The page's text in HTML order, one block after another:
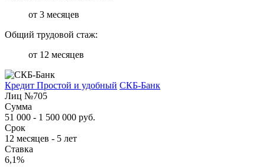
от 3 месяцев
Общий трудовой стаж:
от 12 месяцев
Кредит Простой и удобный СКБ-Банк
Лиц №705
Сумма
51 000 - 1 500 000 руб.
Срок
12 месяцев - 5 лет
Ставка
6,1%